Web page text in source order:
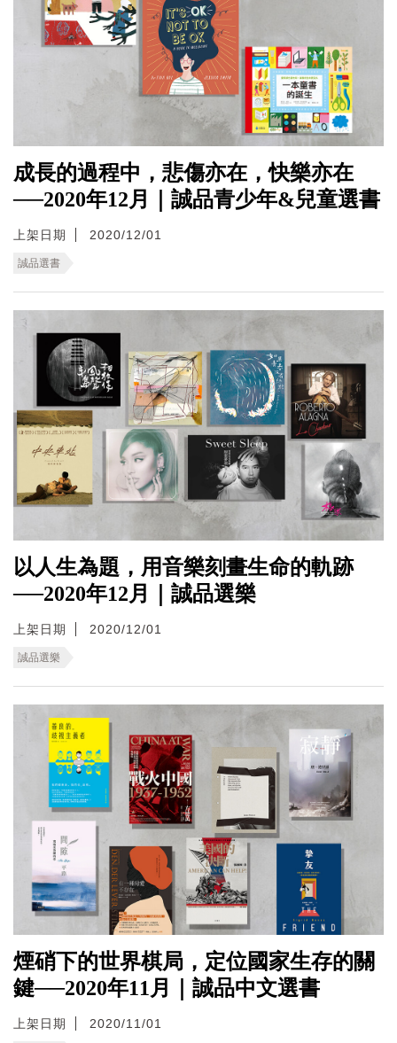
成長的過程中，悲傷亦在，快樂亦在
──2020年12月｜誠品青少年&兒童選書
上架日期 2020/12/01
誠品選書
以人生為題，用音樂刻畫生命的軌跡
──2020年12月｜誠品選樂
上架日期 2020/12/01
誠品選樂
煙硝下的世界棋局，定位國家生存的關
鍵──2020年11月｜誠品中文選書
上架日期 2020/11/01